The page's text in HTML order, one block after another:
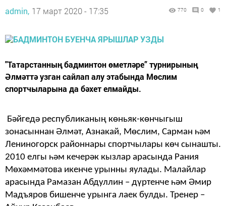
admin, 17 март 2020 - 17:35 770 0 1
"Татарстанның бадминтон өметләре” турнирының
Әлмәттә узган сайлап алу этабында Мөслим
спортчыларына да бәхет елмайды.
Бәйгедә республиканың көньяк-көнчыгыш
зонасыннан Әлмәт, Азнакай, Мөслим, Сарман һәм
Лениногорск районнары спортчылары көч сынашты.
2010 елгы һәм кечерәк кызлар арасында Рания
Мөхәммәтова икенче урынны яулады. Малайлар
арасында Рамазан Абдуллин – дүртенче һәм Әмир
Мадъяров бишенче урынга лаек булды. Тренер –